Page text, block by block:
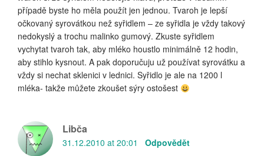
případě byste ho měla použít jen jednou. Tvaroh je lepší
očkovaný syrovátkou než syřidlem – ze syřidla je vždy takový
nedokyslý a trochu malinko gumový. Zkuste syřidlem
vychytat tvaroh tak, aby mléko houstlo minimálně 12 hodin,
aby stihlo kysnout. A pak doporučuju už používat syrovátku a
vždy si nechat sklenici v lednici. Syřidlo je ale na 1200 l
mléka- takže můžete zkoušet sýry ostošest
Libča
31.12.2010 at 20:01 Odpovědět